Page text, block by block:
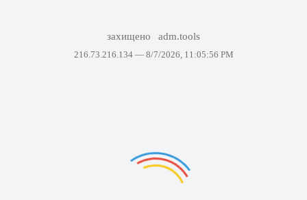
захищено adm.tools
216.73.216.134 — 8/7/2026, 11:05:56 PM